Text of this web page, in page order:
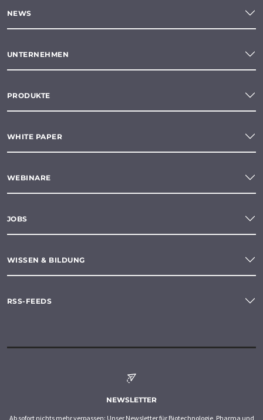
NEWS
UNTERNEHMEN
PRODUKTE
WHITE PAPER
WEBINARE
JOBS
WISSEN & BILDUNG
RSS-FEEDS
NEWSLETTER
Ab sofort nichts mehr verpassen: Unser Newsletter für Biotechnologie, Pharma und